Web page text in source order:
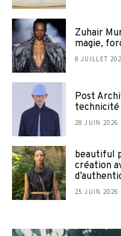
Zuhair
magie,
8 JUILLET
Post
technicité
28 JUIN 2026
beautiful
création
25 JUIN 2026